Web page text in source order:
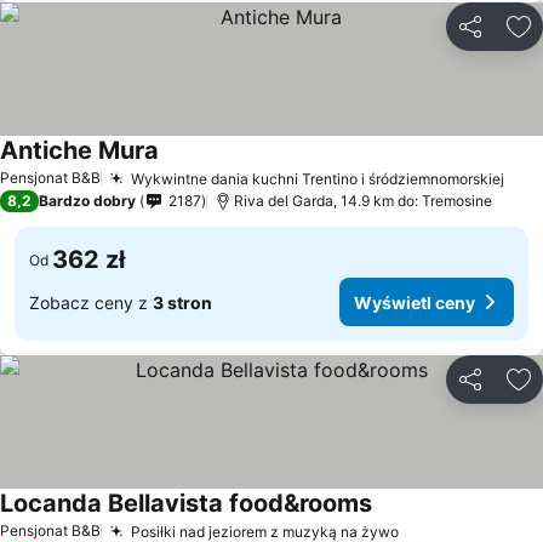
Pensjonat B&B Wykwintne dania kuchni Trentino i śródziemnomorskiej
Antiche Mura
8,2 Bardzo dobry 2187 Riva del Garda, 14.9 km do: Tremosine
Od 362 zł
Zobacz ceny z 3 stron Wyświetl ceny
Pensjonat B&B Posiłki nad jeziorem z muzyką na żywo
Locanda Bellavista food&rooms